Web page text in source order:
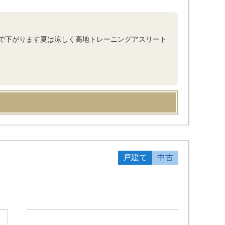
がります夏は涼しく高地トレーニングアスリート
戸建て 中古